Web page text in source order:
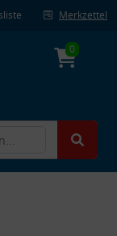
Merkzettel
0